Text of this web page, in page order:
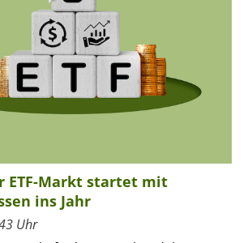
ETF-Markt startet mit
ins Jahr
Uhr